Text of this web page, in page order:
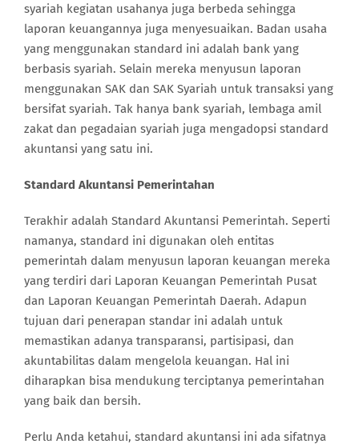
syariah kegiatan usahanya juga berbeda sehingga
laporan keuangannya juga menyesuaikan. Badan usaha
yang menggunakan standard ini adalah bank yang
berbasis syariah. Selain mereka menyusun laporan
menggunakan SAK dan SAK Syariah untuk transaksi yang
bersifat syariah. Tak hanya bank syariah, lembaga amil
zakat dan pegadaian syariah juga mengadopsi standard
akuntansi yang satu ini.
Standard Akuntansi Pemerintahan
Terakhir adalah Standard Akuntansi Pemerintah. Seperti
namanya, standard ini digunakan oleh entitas
pemerintah dalam menyusun laporan keuangan mereka
yang terdiri dari Laporan Keuangan Pemerintah Pusat
dan Laporan Keuangan Pemerintah Daerah. Adapun
tujuan dari penerapan standar ini adalah untuk
memastikan adanya transparansi, partisipasi, dan
akuntabilitas dalam mengelola keuangan. Hal ini
diharapkan bisa mendukung terciptanya pemerintahan
yang baik dan bersih.
Perlu Anda ketahui, standard akuntansi ini ada sifatnya